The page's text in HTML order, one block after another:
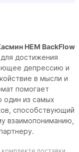
HEM BackFlow
достижения
депрессию и
в мысли и
помогает
один из самых
способствующий
взаимопониманию,